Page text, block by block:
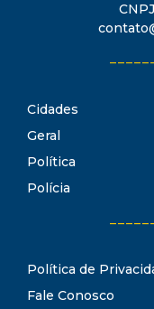
Cidades
Geral
Política
Polícia
Política de
Fale Conosco